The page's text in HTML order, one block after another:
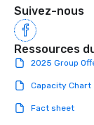
Suivez-nous
Ressources
2025 Group
Capacity Chart
Fact sheet